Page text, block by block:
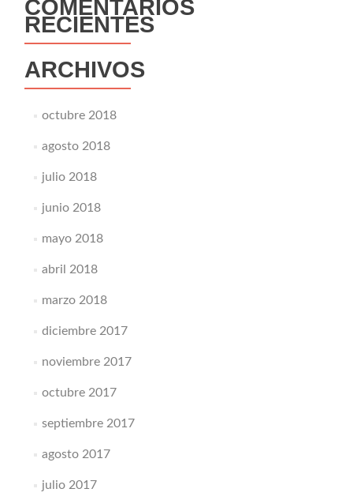
COMENTARIOS
RECIENTES
ARCHIVOS
octubre 2018
agosto 2018
julio 2018
junio 2018
mayo 2018
abril 2018
marzo 2018
diciembre 2017
noviembre 2017
octubre 2017
septiembre 2017
agosto 2017
julio 2017